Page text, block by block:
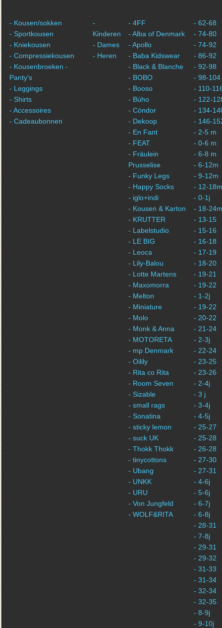
- Kousen/sokken
- Sportkousen
- Kniekousen
- Compressiekousen
- Kousenbroeken -
Panty's
- Leggings
- Shirts
- Accessoires
- Cadeaubonnen
-
Kinderen
- Dames
- Heren
- 4FF
- Alba of Denmark
- Apollo
- Baba Kidswear
- Black & Blanche
- BOBO
- Booso
- Búho
- Cóndor
- Dekoop
- En Fant
- FEAT.
- Fräulein
Prusselise
- Funky Legs
- Happy Socks
- iglo+indi
- Kousen & Karton
- KRUTTER
- Labelstudio
- LE BIG
- Leoca
- Lily-Balou
- Lotte Martens
- Maxomorra
- Melton
- Miniature
- Molo
- Monk & Anna
- MOTORETA
- mp Denmark
- Oilily
- Rita co Rita
- Room Seven
- Sizable
- small rags
- Sonatina
- sticky lemon
- suck UK
- Thokk Thokk
- tinycottons
- Ubang
- UNKK
- URU
- Von Jungfeld
- WOLF&RITA
- 62-68
- 74-80
- 74-92
- 86-92
- 92-98
- 98-104
- 110-
- 122-
- 134-
- 146-
- 2-5 m
- 0-6 m
- 6-8 m
- 6-12m
- 9-12m
- 12-18m
- 0-1j
- 18-24m
- 13-15
- 15-16
- 16-18
- 17-19
- 18-20
- 19-21
- 19-22
- 1-2j
- 19-22
- 20-22
- 21-24
- 2-3j
- 22-24
- 23-25
- 23-26
- 2-4j
- 3 j
- 3-4j
- 4-5j
- 25-27
- 25-28
- 26-28
- 27-30
- 27-31
- 4-6j
- 5-6j
- 6-7j
- 6-8j
- 28-31
- 7-8j
- 29-31
- 29-32
- 31-33
- 31-34
- 32-34
- 32-35
- 8-9j
- 9-10j